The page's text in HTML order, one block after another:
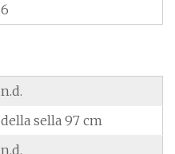
6
n.d.
della sella 97 cm
n.d.